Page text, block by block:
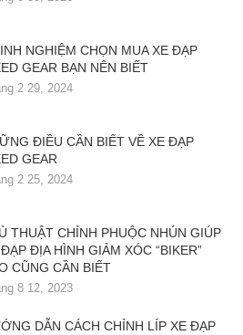
NGHIỆM CHỌN MUA XE ĐẠP
GEAR BẠN NÊN BIẾT
2 29, 2024
ĐIỀU CẦN BIẾT VỀ XE ĐẠP
GEAR
2 25, 2024
THUẬT CHỈNH PHUỘC NHÚN GIÚP
ĐỊA HÌNH GIẢM XÓC “BIKER”
CŨNG CẦN BIẾT
8 12, 2023
DẪN CÁCH CHỈNH LÍP XE ĐẠP